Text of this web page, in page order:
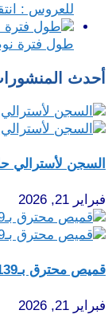
للعروس :
طول فترة
أحدث
السجن لأسترالي
فبراير 21, 2026
قميص محترق بـ1139 دولارا.. هل تفقد الموضة عقلها؟
فبراير 21, 2026